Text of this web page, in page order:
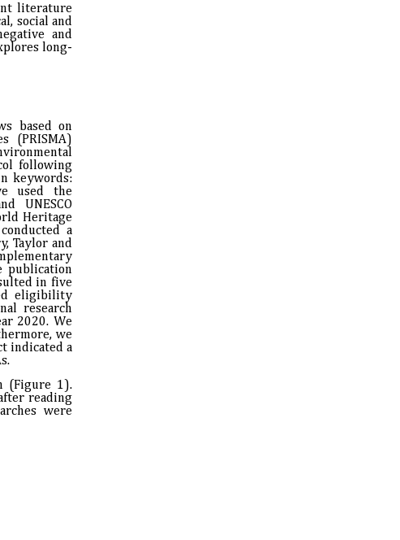
literature
social and
and
long-
based on
(PRISMA)
following
keywords:
used the
UNESCO
Heritage
a
Taylor and
publication
in five
eligibility
research
2020. We
we
indicated a
(Figure 1).
reading
were